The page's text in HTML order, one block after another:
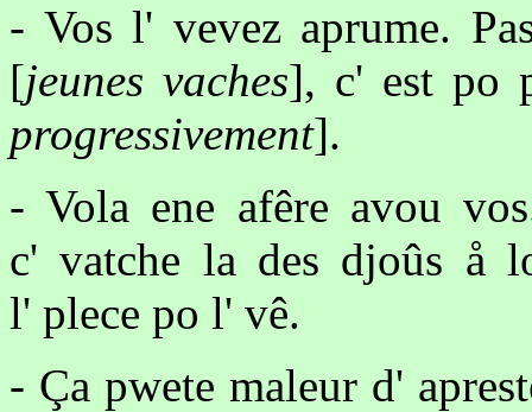
- Vos l' vevez aprume.
[jeunes vaches], c' est po
progressivement].
- Vola ene afêre avou
c' vatche la des djoûs å
l' plece po l' vê.
- Ça pwete maleur d'